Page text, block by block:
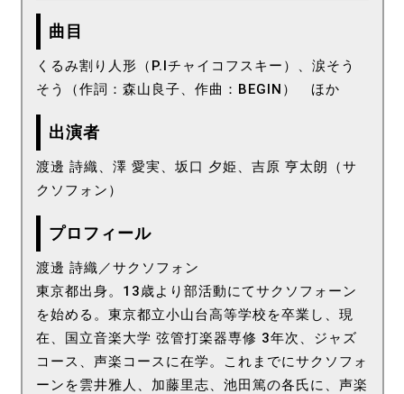
曲目
くるみ割り人形（P.Iチャイコフスキー）、涙そう
そう（作詞：森山良子、作曲：BEGIN） ほか
出演者
渡邊 詩織、澤 愛実、坂口 夕姫、吉原 亨太朗（サ
クソフォン）
プロフィール
渡邊 詩織／サクソフォン
東京都出身。13歳より部活動にてサクソフォーン
を始める。東京都立小山台高等学校を卒業し、現
在、国立音楽大学 弦管打楽器専修 3年次、ジャズ
コース、声楽コースに在学。これまでにサクソフォ
ーンを雲井雅人、加藤里志、池田篤の各氏に、声楽